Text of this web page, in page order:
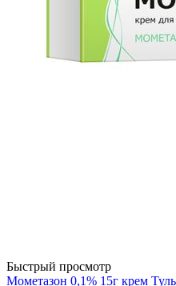
Быстрый просмотр
Мометазон 0,1% 15г крем